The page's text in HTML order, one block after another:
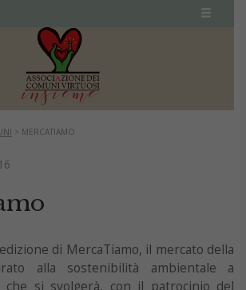
> MERCATIAMO
di MercaTiamo, il mercato della
alla sostenibilità ambientale a
che si svolgerà, con il patrocinio del